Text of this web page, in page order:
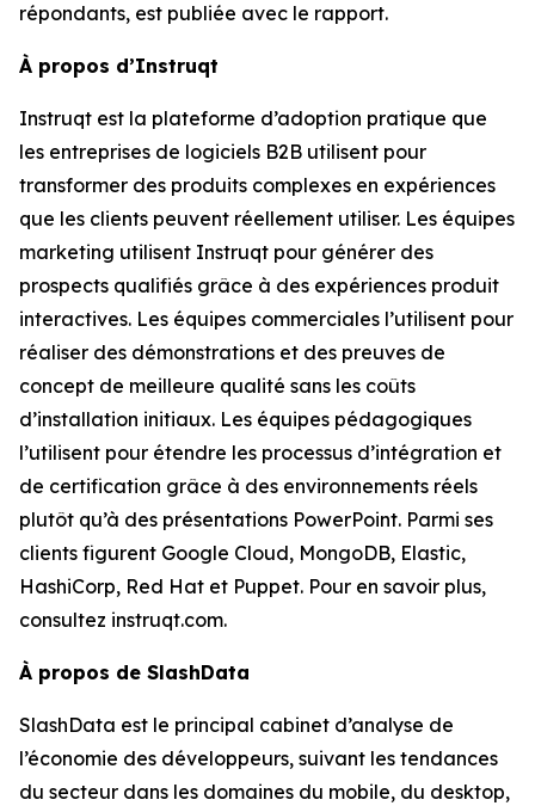
répondants, est publiée avec le rapport.
À propos d’Instruqt
Instruqt est la plateforme d’adoption pratique que
les entreprises de logiciels B2B utilisent pour
transformer des produits complexes en expériences
que les clients peuvent réellement utiliser. Les équipes
marketing utilisent Instruqt pour générer des
prospects qualifiés grâce à des expériences produit
interactives. Les équipes commerciales l’utilisent pour
réaliser des démonstrations et des preuves de
concept de meilleure qualité sans les coûts
d’installation initiaux. Les équipes pédagogiques
l’utilisent pour étendre les processus d’intégration et
de certification grâce à des environnements réels
plutôt qu’à des présentations PowerPoint. Parmi ses
clients figurent Google Cloud, MongoDB, Elastic,
HashiCorp, Red Hat et Puppet. Pour en savoir plus,
consultez instruqt.com.
À propos de SlashData
SlashData est le principal cabinet d’analyse de
l’économie des développeurs, suivant les tendances
du secteur dans les domaines du mobile, du desktop,